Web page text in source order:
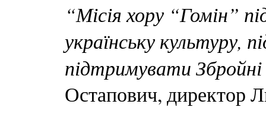
“Місія хору “Гомін”
українську культуру,
підтримувати
Остапович, директор